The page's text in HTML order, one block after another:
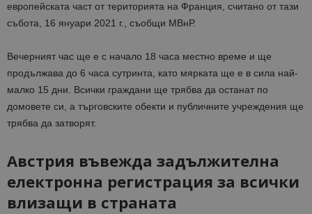
европейската част от територията на Франция, считано от тази
събота, 16 януари 2021 г., съобщи МВнР.
Вечерният час ще е с начало 18 часа местно време и ще
продължава до 6 часа сутринта, като мярката ще е в сила най-
малко 15 дни. Всички граждани ще трябва да останат по
домовете си, а търговските обекти и публичните учреждения ще
трябва да затворят.
Австрия въвежда задължителна
електронна регистрация за всички
влизащи в страната